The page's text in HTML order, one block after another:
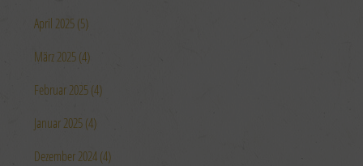
April 2025 (5)
März 2025 (4)
Februar 2025 (4)
Januar 2025 (4)
Dezember 2024 (4)